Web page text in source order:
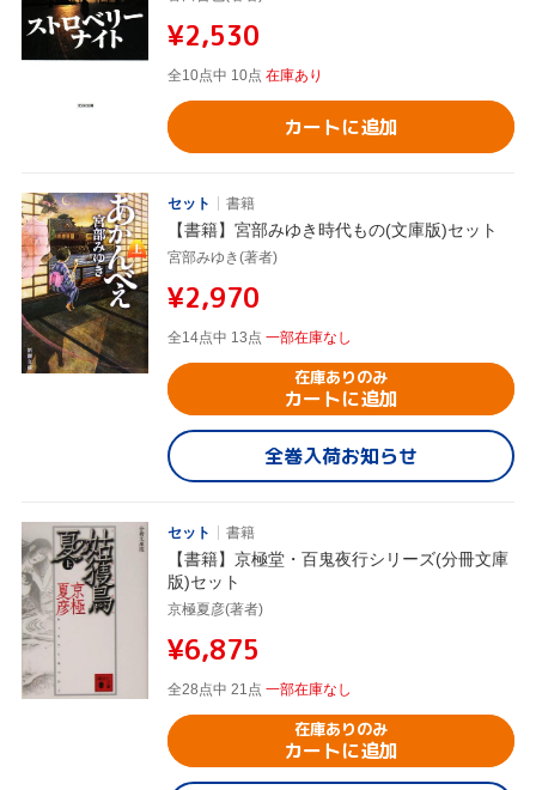
¥2,530
全10点中 10点 在庫あり
カートに追加
セット 書籍
【書籍】宮部みゆき時代もの(文庫版)セット
宮部みゆき(著者)
¥2,970
全14点中 13点 一部在庫なし
在庫ありのみ
カートに追加
全巻入荷お知らせ
セット 書籍
【書籍】京極堂・百鬼夜行シリーズ(分冊文庫
版)セット
京極夏彦(著者)
¥6,875
全28点中 21点 一部在庫なし
在庫ありのみ
カートに追加